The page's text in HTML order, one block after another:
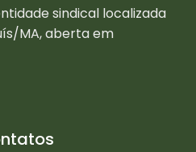
sindical localizada
MA, aberta em